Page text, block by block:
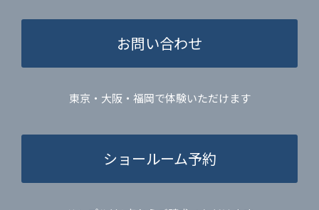
お問い合わせ
東京・大阪・福岡で体験いただけます
ショールーム予約